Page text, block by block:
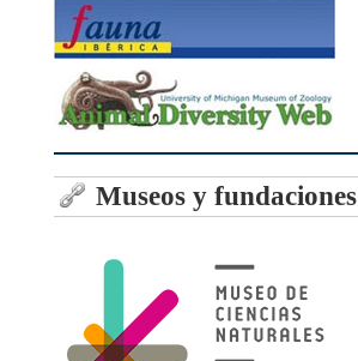
Museos y fundaciones